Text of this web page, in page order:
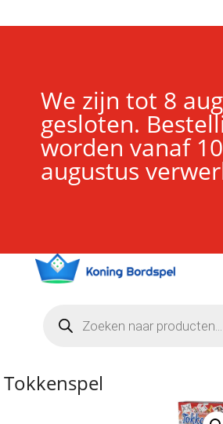
We zijn tot 8
gesloten.
worden vanaf 10
augustus
zoeken
Tokkenspel